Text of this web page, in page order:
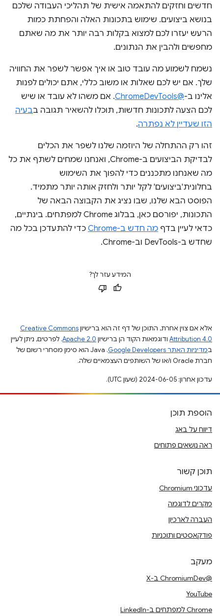
חדשים וחזקים להתאמה אישית של תהליכי העבודה שלכם
בנושא ביצועים. שימוש בתכונות האלה והפחתת כמות
הרעש יעזרו לכם למצוא בקלות רבה יותר את מה שאתם
מחפשים ולהבין את הנתונים.
נשמח לשמוע מה עובד טוב או איך אפשר לשפר את החוויה
שלך. אם יש לכם שאלות או משוב כללי, אתם יכולים לפנות
אלינו ב-@ChromeDevTools
. אם משהו לא עובד או שיש
לכם הצעה לתכונות חדשות, תוכלו להשאיר תגובה בבעיה
הזו שעדיין לא נפתרה.
זהו רק ההתחלה של היוזמה שלנו לשפר את הכלים
לבדיקת הביצועים ב-Chrome, ואנחנו שמחים לשתף את כל
מה שאנחנו מתכננים כדי להפוך את השימוש
בחלונית'ביצועים' לקל יותר ולחזק אותה יותר מתמיד.
הפוסט הבא שלנו, שבו נציג את הקבוצה הבאה של
התכונות, יפורסם כאן, בבלוג Chrome למפתחים. בינתיים,
כדאי לעיין בדף מה חדש ב-Chrome
כדי להתעדכן בכל מה
שחדש ב-DevTools וב-Chrome.
המידע עזר לך?
אלא אם צוין אחרת, התוכן של דף זה הוא ברישיוןCreative Commons
Attribution 4.0 ודוגמאות הקוד הן ברישיון Apache 2.0. לפרטים, ניתן לעיין
במדיניות האתר Google Developers‏
.‏ Java הוא סימן מסחרי רשום של
חברת Oracle ו/או של השותפים העצמאיים שלה.
עדכון אחרון: 2024-06-05 (שעון UTC).
הוספת תוכן
דיווח על באג
ראה נושאים פתוחים
תוכן קשור
עדכוני Chromium
מקרים לדוגמה
העברה לארכיון
פודקאסטים ותוכניות
מעקב
@ChromiumDev ב-X
YouTube
Chrome למפתחים ב-LinkedIn